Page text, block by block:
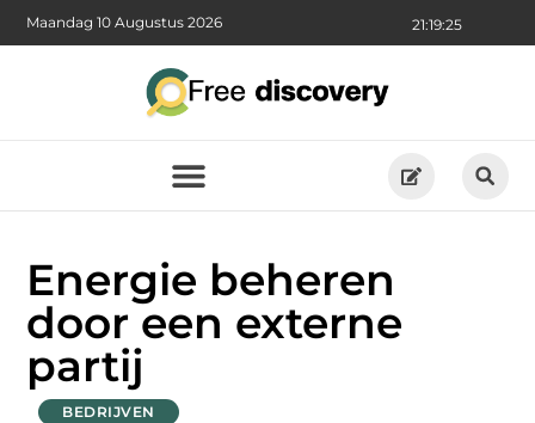
21:19:26
Maandag 10 Augustus 2026
Energie beheren
door een externe
partij
BEDRIJVEN